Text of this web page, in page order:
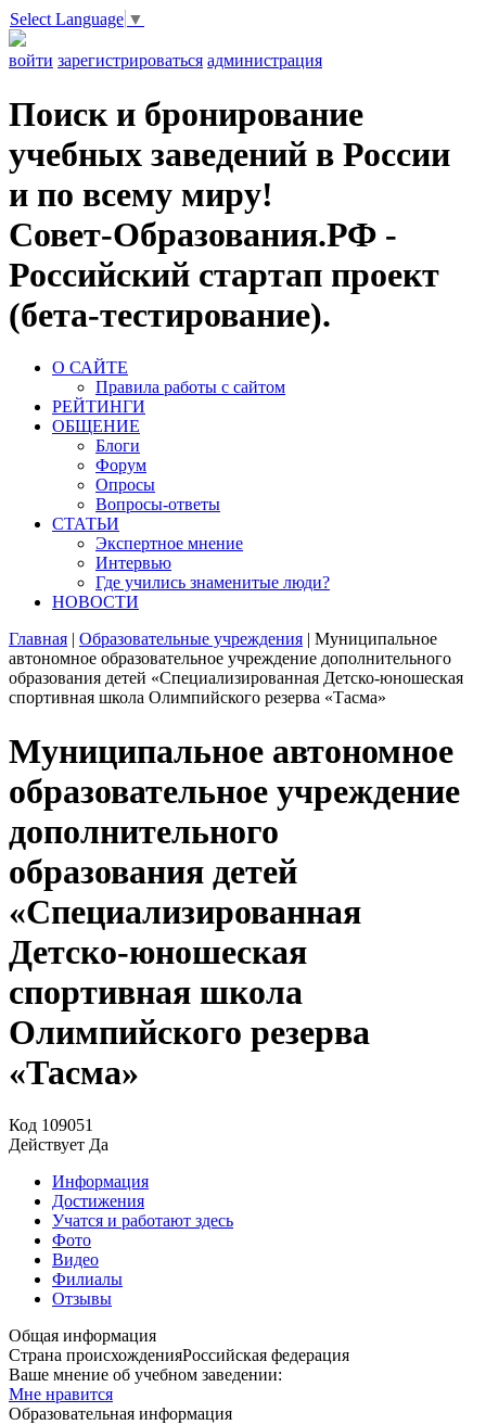
Select Language ▼
войти зарегистрироваться администрация
Поиск и бронирование
учебных заведений в России
и по всему миру!
Совет-Образования.РФ -
Российский стартап проект
(бета-тестирование).
О САЙТЕ
Правила работы с сайтом
РЕЙТИНГИ
ОБЩЕНИЕ
Блоги
Форум
Опросы
Вопросы-ответы
СТАТЬИ
Экспертное мнение
Интервью
Где учились знаменитые люди?
НОВОСТИ
Главная | Образовательные учреждения | Муниципальное
автономное образовательное учреждение дополнительного
образования детей «Специализированная Детско-юношеская
спортивная школа Олимпийского резерва «Тасма»
Муниципальное автономное
образовательное учреждение
дополнительного
образования детей
«Специализированная
Детско-юношеская
спортивная школа
Олимпийского резерва
«Тасма»
Код 109051
Действует Да
Информация
Достижения
Учатся и работают здесь
Фото
Видео
Филиалы
Отзывы
Общая информация
Страна происхожденияРоссийская федерация
Ваше мнение об учебном заведении:
Мне нравится
Образовательная информация